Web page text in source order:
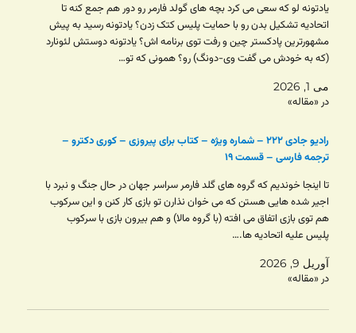
یادتونه لو که سعی می کرد بچه های گولد فارمر رو دور هم جمع کنه تا
اتحادیه تشکیل بدن رو با حمایت پلیس کتک زدن؟ یادتونه رسید به پیش
مشهورترین پادکستر چین و رفت توی برنامه اش؟ یادتونه دوستش لئونارد
(که به خودش می گفت وی-دونگ) رو؟ همونی که تو…
می 1, 2026
در «مقاله»
رادیو جادی ۲۲۲ – شماره ویژه – کتاب برای پیروزی – کوری دکترو –
ترجمه فارسی – قسمت ۱۹
تا اینجا خوندیم که گروه های گلد فارمر سراسر جهان در حال جنگ و نبرد با
اجیر شده هایی هستن که می خوان نذارن تو بازی کار کنن و این سرکوب
هم توی بازی اتفاق می افته (با گروه مالا) و هم بیرون بازی با سرکوب
پلیس علیه اتحادیه ها.…
آوریل 9, 2026
در «مقاله»